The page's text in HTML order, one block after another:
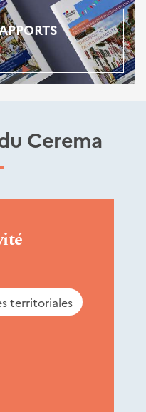
Cerema
territoriales